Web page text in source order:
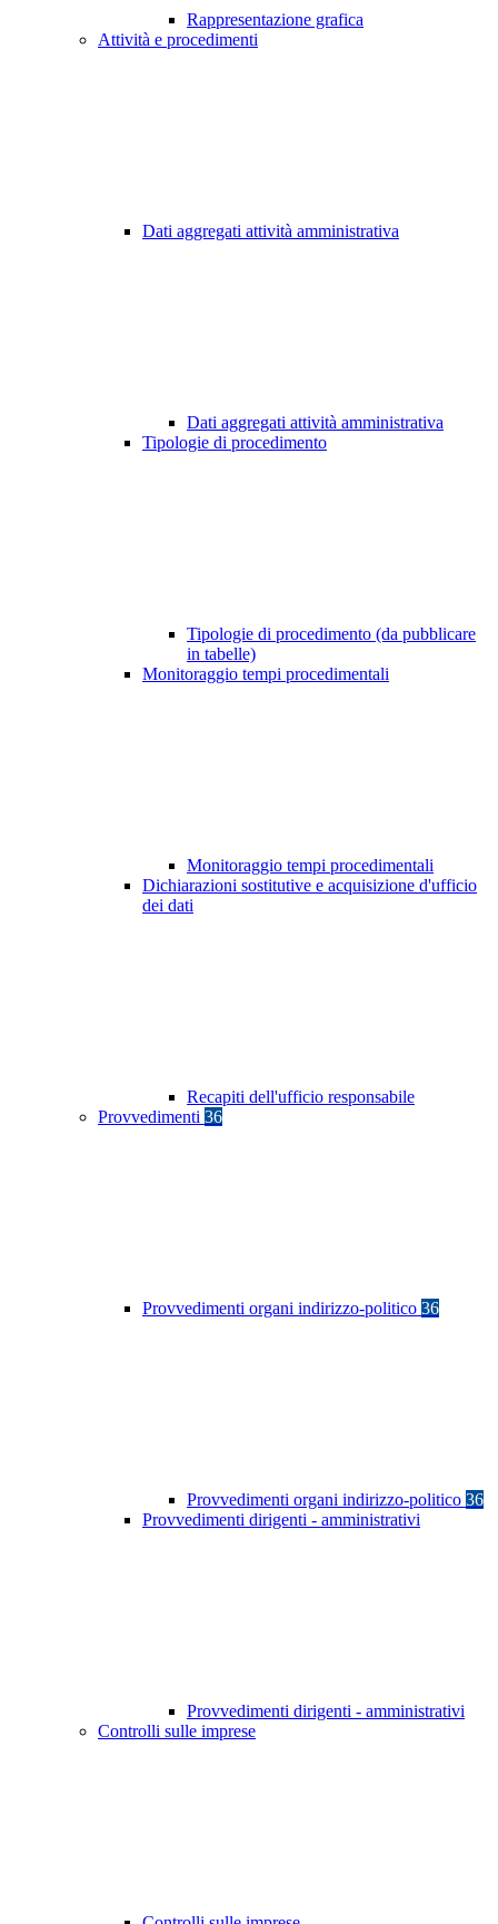
Rappresentazione grafica
Attività e procedimenti
Dati aggregati attività amministrativa
Dati aggregati attività amministrativa
Tipologie di procedimento
Tipologie di procedimento (da pubblicare
in tabelle)
Monitoraggio tempi procedimentali
Monitoraggio tempi procedimentali
Dichiarazioni sostitutive e acquisizione d'ufficio
dei dati
Recapiti dell'ufficio responsabile
Provvedimenti 36
Provvedimenti organi indirizzo-politico 36
Provvedimenti organi indirizzo-politico 36
Provvedimenti dirigenti - amministrativi
Provvedimenti dirigenti - amministrativi
Controlli sulle imprese